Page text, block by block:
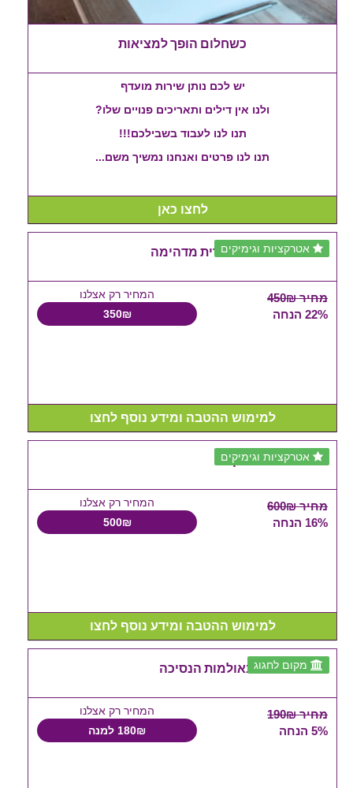
כשחלום הופך למציאות
יש לכם נותן שירות מועדף
ולנו אין דילים ותאריכים פנויים שלו?
תנו לנו לעבוד בשבילכם!!!
תנו לנו פרטים ואנחנו נמשיך משם...
לחצו כאן
אטרקציות וגימיקים
אבנר אזולאי-דיל לברית מדהימה
מחיר 450₪
22% הנחה
המחיר רק אצלנו
350₪
למימוש ההטבה ומידע נוסף לחצו
אטרקציות וגימיקים
דיל הצעת נישואין
מחיר 600₪
16% הנחה
המחיר רק אצלנו
500₪
למימוש ההטבה ומידע נוסף לחצו
מקום לחגוג
אירוע מדהים באולמות הנסיכה
מחיר 190₪
5% הנחה
המחיר רק אצלנו
180₪ למנה